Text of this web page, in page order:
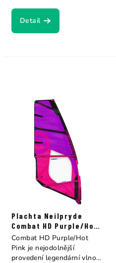
Detail
Plachta Neilpryde
Combat HD Purple/Hot
Pink
Combat HD Purple/Hot
Pink je nejodolnější
provedení legendární vlnové